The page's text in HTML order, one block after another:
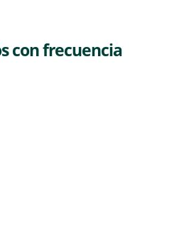
con frecuencia